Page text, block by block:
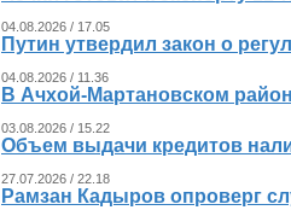
04.08.2026 / 17.05
Путин утвердил закон о
04.08.2026 / 11.36
В Ачхой-Мартановском
03.08.2026 / 15.22
Объем выдачи кредитов
27.07.2026 / 22.18
Рамзан Кадыров опроверг